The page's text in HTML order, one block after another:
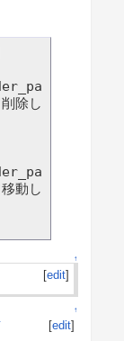
除し
動し
↑
[edit]
↑
[edit]